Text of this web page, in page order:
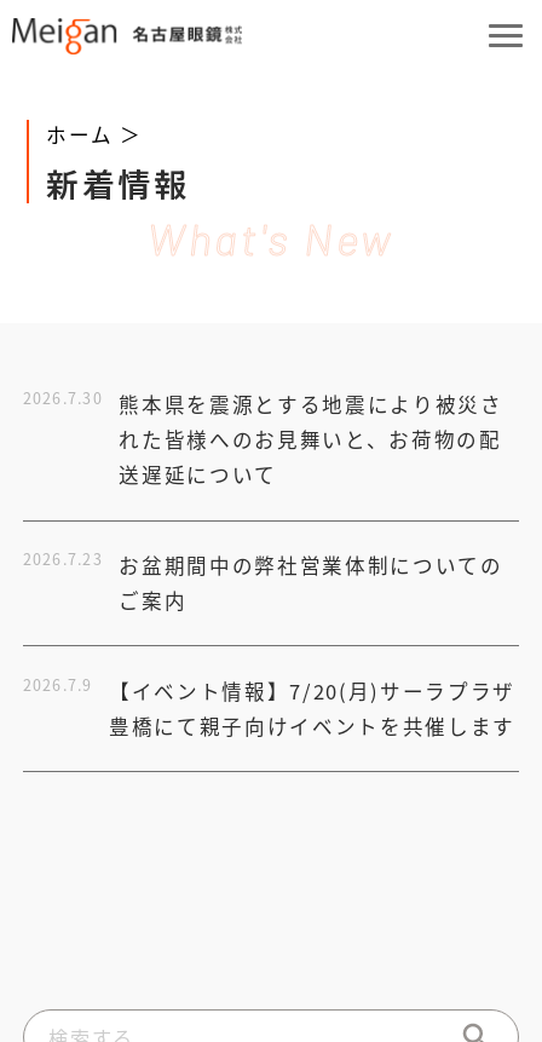
What's New
ホーム ＞
新着情報
2026.7.30
熊本県を震源とする地震により被災さ
れた皆様へのお見舞いと、お荷物の配
送遅延について
2026.7.23
お盆期間中の弊社営業体制についての
ご案内
2026.7.9
【イベント情報】7/20(月)サーラプラザ
豊橋にて親子向けイベントを共催します